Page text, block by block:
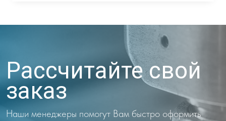
Рассчитайте свой
заказ
Наши менеджеры помогут Вам быстро оформить